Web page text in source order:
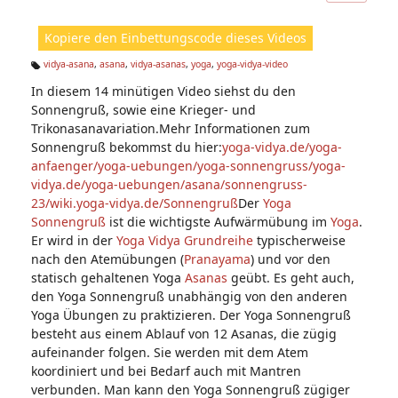
ic
Kopiere den Einbettungscode dieses Videos
g
s:
vidya-asana, asana, vidya-asanas, yoga, yoga-vidya-video
In diesem 14 minütigen Video siehst du den
Sonnengruß, sowie eine Krieger- und
Trikonasanavariation.Mehr Informationen zum
Sonnengruß bekommst du hier:yoga-vidya.de/yoga-
anfaenger/yoga-uebungen/yoga-sonnengruss/yoga-
vidya.de/yoga-uebungen/asana/sonnengruss-
23/wiki.yoga-vidya.de/SonnengrußDer Yoga
Sonnengruß ist die wichtigste Aufwärmübung im Yoga.
Er wird in der Yoga Vidya Grundreihe typischerweise
nach den Atemübungen (Pranayama) und vor den
statisch gehaltenen Yoga Asanas geübt. Es geht auch,
den Yoga Sonnengruß unabhängig von den anderen
Yoga Übungen zu praktizieren. Der Yoga Sonnengruß
besteht aus einem Ablauf von 12 Asanas, die zügig
aufeinander folgen. Sie werden mit dem Atem
koordiniert und bei Bedarf auch mit Mantren
verbunden. Man kann den Yoga Sonnengruß zügiger